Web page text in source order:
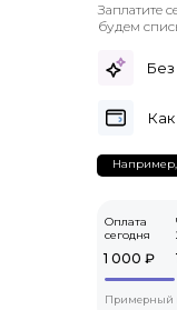
Примерный
Оплата
сегодня
1 000 ₽
Заплатите
будем
Например,